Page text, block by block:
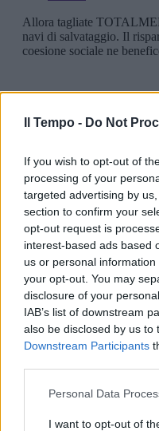
Il Tempo - Do Not
If you wish to opt-out of
processing of your
targeted advertising by
section to confirm your
opt-out request is
interest-based ads based
us or personal
your opt-out. You may
disclosure of your
IAB’s list of downstream
also be disclosed by us to
Downstream Participants
Personal Data
I want to opt-out of